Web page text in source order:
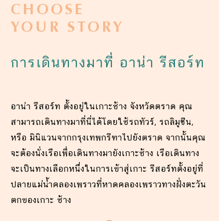
CHOOSE
YOUR STORY
การเดินทางมาที่ อาน่า รีสอร์ท
อาน่า รีสอร์ท ตั้งอยู่ในเกาะช้าง จังหวัดตราด คุณ
สามารถเดินทางมาที่นี่ได้โดยใช้รถทัวร์, รถลิมูซีน,
หรือ มินิแวนจากกรุงเทพกรีฑาไปยังตราด จากนั้นคุณ
จะต้องนั่งเรือเพื่อเดินทางมายังเกาะช้าง เรือเดินทาง
จะเป็นทางเลือกหนึ่งในการเข้าสู่เกาะ รีสอร์ทตั้งอยู่ที่
ปลายแม่น้ำคลองเพราวที่หาดคลองเพราวทางฝั่งตะวัน
ตกของเกาะ ช้าง